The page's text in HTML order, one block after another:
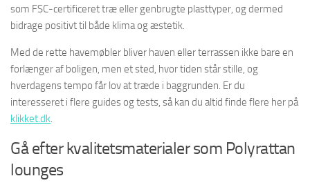
som FSC-certificeret træ eller genbrugte plasttyper, og dermed
bidrage positivt til både klima og æstetik.
Med de rette havemøbler bliver haven eller terrassen ikke bare en
forlænger af boligen, men et sted, hvor tiden står stille, og
hverdagens tempo får lov at træde i baggrunden. Er du
interesseret i flere guides og tests, så kan du altid finde flere her på
klikket.dk.
Gå efter kvalitetsmaterialer som Polyrattan
lounges